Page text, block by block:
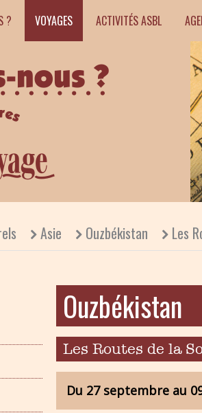
? VOYAGES ACTIVITÉS ASBL
Asie Ouzbékistan Les
Ouzbékistan
Les Routes de la
Du 27 septembre au